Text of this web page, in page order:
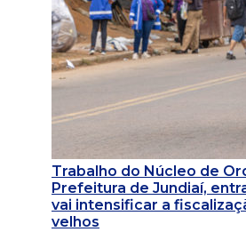
Trabalho do Núcleo de
Prefeitura de Jundiaí,
vai intensificar a
velhos